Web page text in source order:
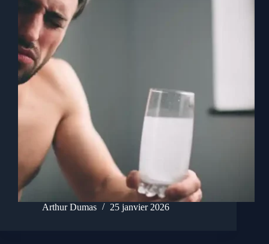
Arthur Dumas 25 janvier 2026